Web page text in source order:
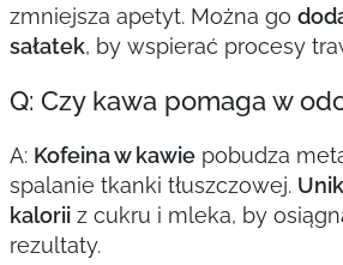
zmniejsza apetyt. Można go
sałatek, by wspierać procesy
Q: Czy kawa pomaga w
A: Kofeina w kawiepobudza
spalanie tkanki tłuszczowej.
kaloriiz cukru i mleka, by
rezultaty.